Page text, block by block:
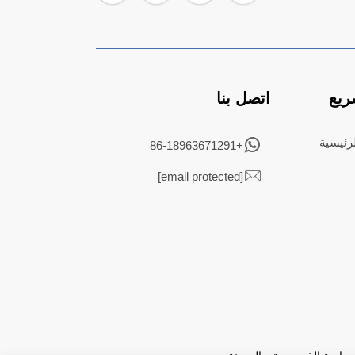
اتصل بنا
+86-18963671291
[email protected]